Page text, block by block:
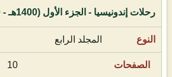
رحلات إندونيسيا - الجزء الأول (1400هـ - 1980م)
المجلد الرابع
10